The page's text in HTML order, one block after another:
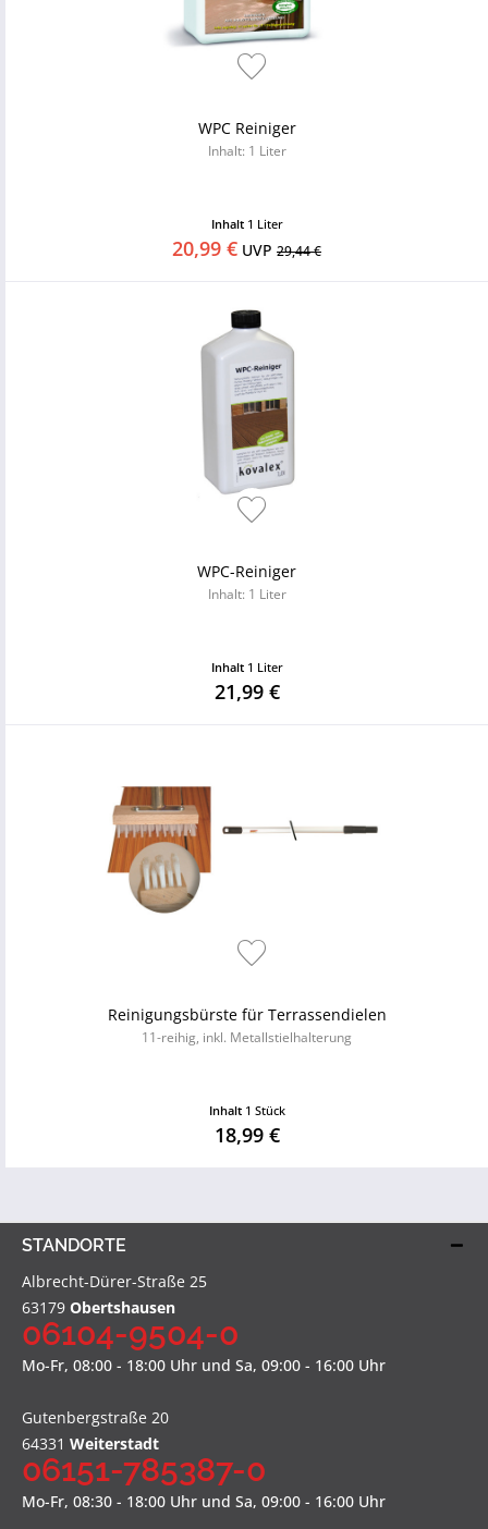
WPC Reiniger
Inhalt: 1 Liter
Inhalt 1 Liter
20,99 € UVP 29,44 €
WPC-Reiniger
Inhalt: 1 Liter
Inhalt 1 Liter
21,99 €
Reinigungsbürste für Terrassendielen
11-reihig, inkl. Metallstielhalterung
Inhalt 1 Stück
18,99 €
STANDORTE
Albrecht-Dürer-Straße 25
63179 Obertshausen
06104-9504-0
Mo-Fr, 08:00 - 18:00 Uhr und Sa, 09:00 - 16:00 Uhr
Gutenbergstraße 20
64331 Weiterstadt
06151-785387-0
Mo-Fr, 08:30 - 18:00 Uhr und Sa, 09:00 - 16:00 Uhr